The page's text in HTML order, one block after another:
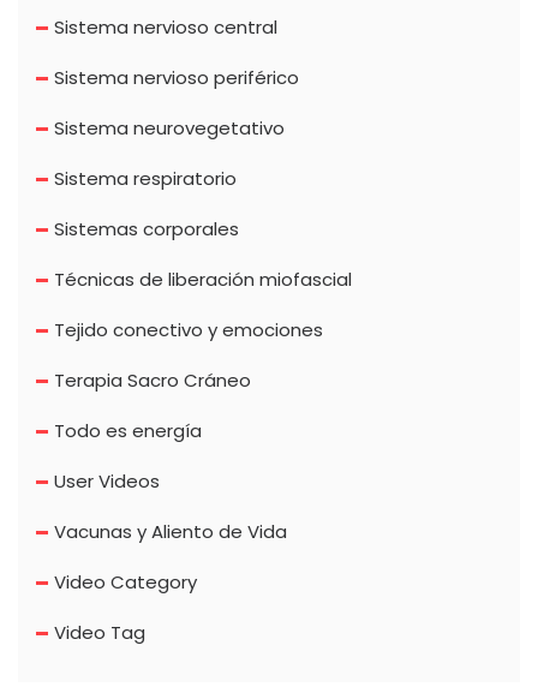
Sistema nervioso central
Sistema nervioso periférico
Sistema neurovegetativo
Sistema respiratorio
Sistemas corporales
Técnicas de liberación miofascial
Tejido conectivo y emociones
Terapia Sacro Cráneo
Todo es energía
User Videos
Vacunas y Aliento de Vida
Video Category
Video Tag